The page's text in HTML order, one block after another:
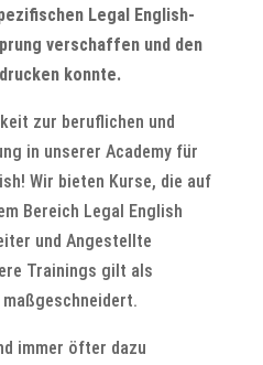
Legal English-
verschaffen und den
konnte.
zur beruflichen und
in unserer Academy für
Wir bieten Kurse, die auf
Bereich Legal English
und Angestellte
Trainings gilt als
immer öfter dazu